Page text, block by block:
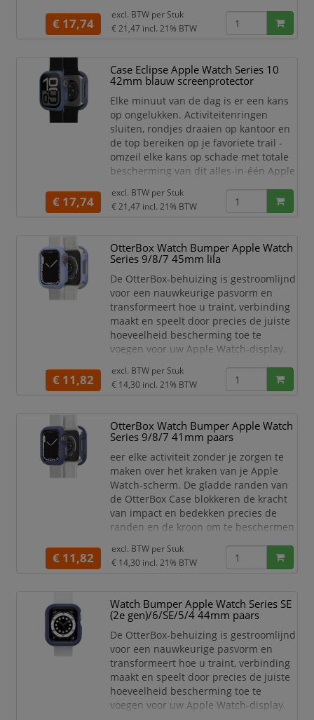
Eclipse Case voor Apple Watch
integreert een slanke stootrand met
samenwerken om je horloge in
topconditie te houden. Met zijn
precieze pasvorm en hog
€ 17,74
excl. BTW per Stuk
€ 21,47 incl. 21% BTW
Case Eclipse Apple Watch Series 10
42mm blauw screenprotector
Elke minuut van de dag is er een kans
op ongelukken. Activiteitenringen
sluiten, rondjes draaien op kantoor en
de top bereiken op je favoriete trail -
omzeil elke kans op schade met totale
bescherming van dit alles-in-één Apple
Eclipse Case voor Apple Watch
integreert een slanke stootrand met
samenwerken om je horloge in
topconditie te houden. Met zijn
€ 17,74
excl. BTW per Stuk
€ 21,47 incl. 21% BTW
OtterBox Watch Bumper Apple Watch
Series 9/8/7 45mm lila
De OtterBox-behuizing is gestroomlijnd
voor een nauwkeurige pasvorm en
transformeert hoe u traint, verbinding
maakt en speelt door precies de juiste
hoeveelheid bescherming toe te
voegen voor uw Apple Watch-display.
meer een oproep of sms en
maximaliseer elke activiteit zonder je
Apple Watch-scherm. De gladde
randen van de OtterBox Case
blokkeren de kracht van impact en bed
€ 11,82
excl. BTW per Stuk
€ 14,30 incl. 21% BTW
OtterBox Watch Bumper Apple Watch
Series 9/8/7 41mm paars
eer elke activiteit zonder je zorgen te
maken over het kraken van je Apple
Watch-scherm. De gladde randen van
de OtterBox Case blokkeren de kracht
van impact en bedekken precies de
randen en de kroon om te beschermen
trainingspartner heeft nu de
fundamentele bescherming die je voor
Gladde bumperbeschermers,
randen en kroon
Bestaat voor 90% uit gerecycled
plast
€ 11,82
excl. BTW per Stuk
€ 14,30 incl. 21% BTW
Watch Bumper Apple Watch Series SE
(2e gen)/6/SE/5/4 44mm paars
De OtterBox-behuizing is gestroomlijnd
voor een nauwkeurige pasvorm en
transformeert hoe u traint, verbinding
maakt en speelt door precies de juiste
hoeveelheid bescherming toe te
voegen voor uw Apple Watch-display.